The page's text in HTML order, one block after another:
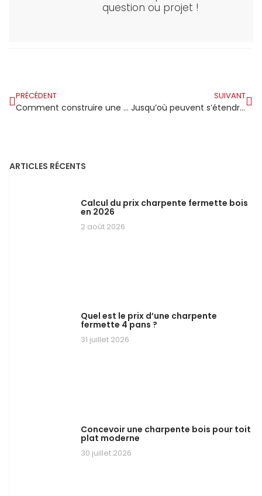
question ou projet !
PRÉCÉDENT
Comment construire une charpente en bois de A à Z ?
SUIVANT
Jusqu’où peuvent s’étendre les poutres en bois ?
ARTICLES RÉCENTS
Calcul du prix charpente fermette bois
en 2026
2 août 2026
Quel est le prix d’une charpente
fermette 4 pans ?
31 juillet 2026
Concevoir une charpente bois pour toit
plat moderne
30 juillet 2026